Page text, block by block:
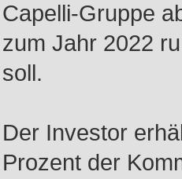
Capelli-Gruppe
zum Jahr 2022
soll.
Der Investor
Prozent der